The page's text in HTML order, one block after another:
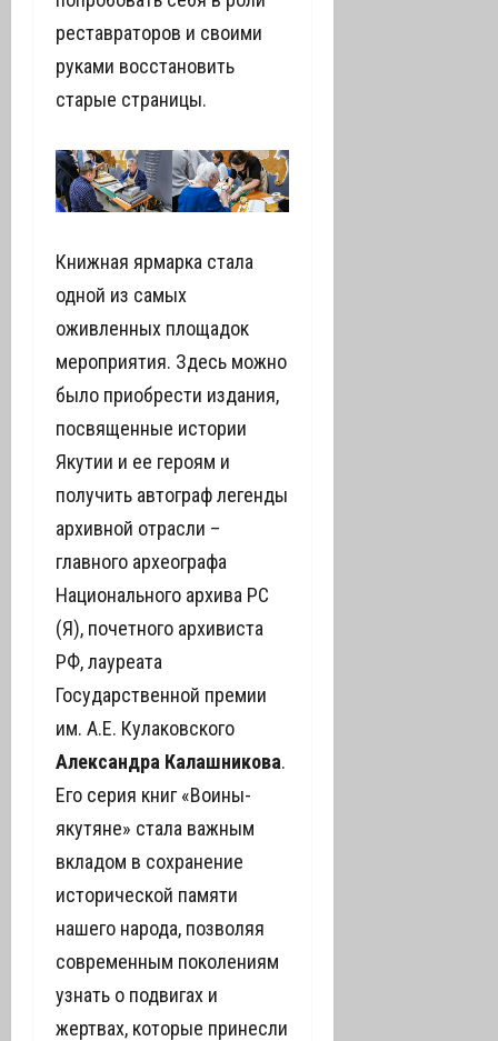
реставраторов и своими
руками восстановить
старые страницы.
Книжная ярмарка стала
одной из самых
оживленных площадок
мероприятия. Здесь можно
было приобрести издания,
посвященные истории
Якутии и ее героям и
получить автограф легенды
архивной отрасли –
главного археографа
Национального архива РС
(Я), почетного архивиста
РФ, лауреата
Государственной премии
им. А.Е. Кулаковского
Александра Калашникова.
Его серия книг «Воины-
якутяне» стала важным
вкладом в сохранение
исторической памяти
нашего народа, позволяя
современным поколениям
узнать о подвигах и
жертвах, которые принесли